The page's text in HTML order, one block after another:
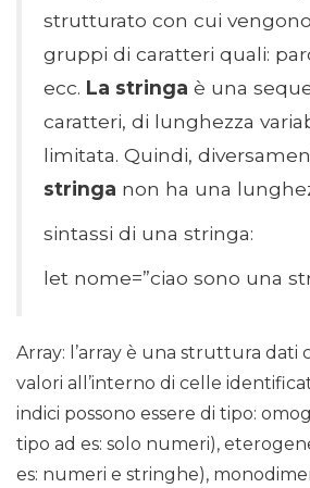
strutturato con cui
gruppi di caratteri quali:
ecc. La stringa è una
caratteri, di lunghezza
limitata. Quindi,
stringa non ha una
sintassi di una stringa:
let nome=”ciao sono una
Array: l’array è una struttura dati
valori all’interno di celle
indici possono essere di tipo:
tipo ad es: solo numeri),
es: numeri e stringhe),